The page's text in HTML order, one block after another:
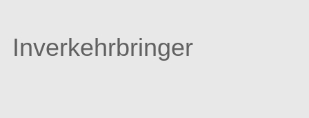
Inverkehrbringer